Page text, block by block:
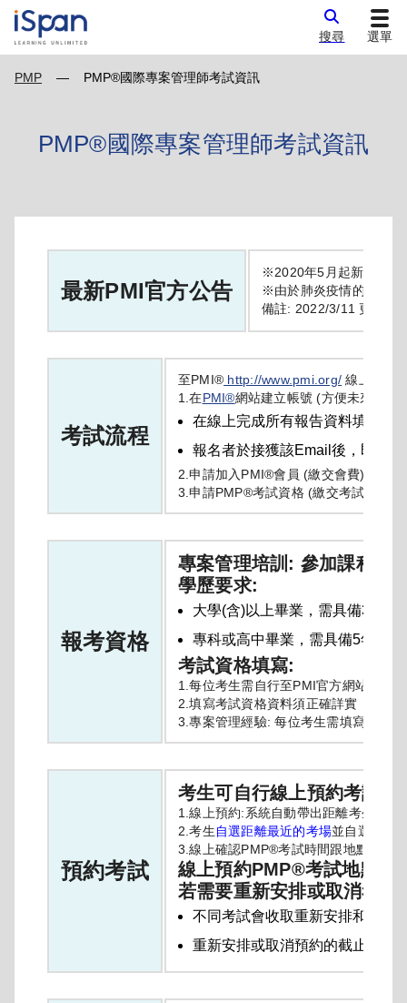
搜尋 選單
PMP — PMP®國際專案管理師考試資訊
PMP®國際專案管理師考試資訊
最新PMI官方公告
※2020年5月起新增
※由於肺炎疫情的影響，
備註: 2022/3/11 更新。
考試流程
至PMI® http://www.pmi.org/ 線上報名
1.在PMI®網站建立帳號 (方便未來登入
在線上完成所有報告資料填寫後
報名者於接獲該Email後，即可
2.申請加入PMI®會員 (繳交會費)
3.申請PMP®考試資格 (繳交考試費)
報考資格
專案管理培訓: 參加課程，
學歷要求:
大學(含)以上畢業，需具備3年/
專科或高中畢業，需具備5年/60
考試資格填寫:
1.每位考生需自行至PMI官方網站完成
2.填寫考試資格資料須正確詳實，若發
3.專案管理經驗: 每位考生需填寫專案
預約考試
考生可自行線上預約考試時
1.線上預約:系統自動帶出距離考生聯絡
2.考生自選距離最近的考場並自選
3.線上確認PMP®考試時間跟地點。
線上預約PMP®考試地點
若需要重新安排或取消考
不同考試會收取重新安排和/或
重新安排或取消預約的截止日期